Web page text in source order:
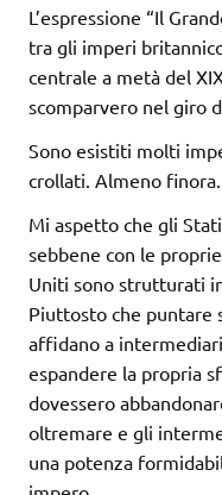
L’espressione “Il
tra gli imperi
centrale a metà del
scomparvero nel giro
Sono esistiti molti
crollati. Almeno finora.
Mi aspetto che gli
sebbene con le
Uniti sono strutturati
Piuttosto che puntare
affidano a
espandere la propria
dovessero
oltremare e gli
una potenza